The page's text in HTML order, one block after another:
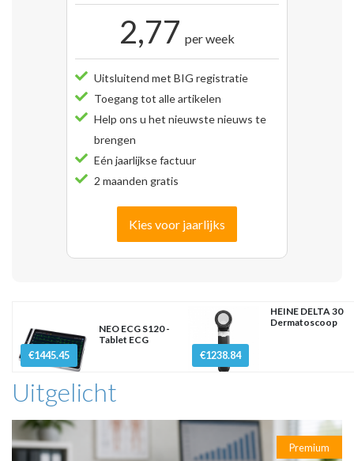
2,77 per week
Uitsluitend met BIG registratie
Toegang tot alle artikelen
Help ons u het nieuwste nieuws te
brengen
Eén jaarlijkse factuur
2 maanden gratis
Kies voor jaarlijks
€1445.45
NEO ECG S120 -
Tablet ECG
€1238.84
HEINE DELTA 30
Dermatoscoop
Uitgelicht
Premium